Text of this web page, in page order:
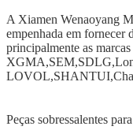
A Xiamen Wenaoyang
empenhada em fornecer
principalmente as marcas
Peças sobressalentes